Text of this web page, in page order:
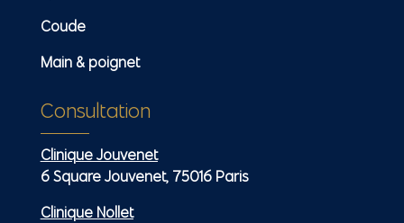
Coude
Main & poignet
Consultation
Clinique Jouvenet
6 Square Jouvenet, 75016 Paris
Clinique Nollet